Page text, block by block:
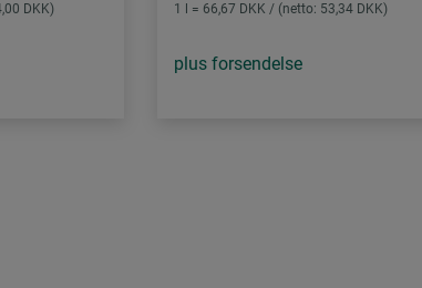
DKK) 1 l = 66,67 DKK / (netto: 53,34 DKK)
plus forsendelse